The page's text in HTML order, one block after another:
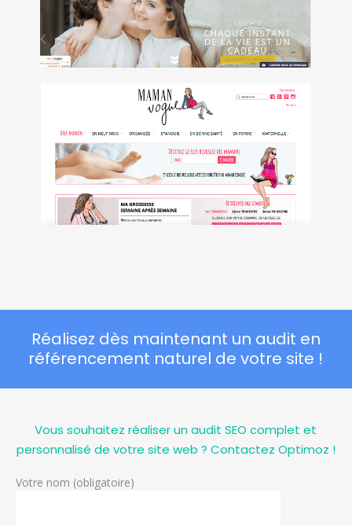
Réalisez dès maintenant un audit en
référencement naturel de votre site !
Vous souhaitez réaliser un audit SEO complet et
personnalisé de votre site web ? Contactez Optimoz !
Votre nom (obligatoire)